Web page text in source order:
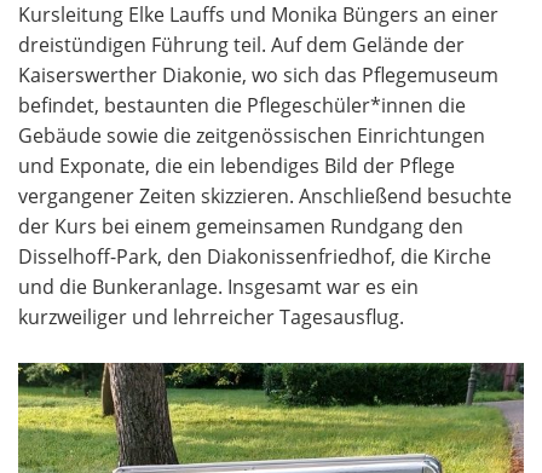
Kursleitung Elke Lauffs und Monika Büngers an einer
dreistündigen Führung teil. Auf dem Gelände der
Kaiserswerther Diakonie, wo sich das Pflegemuseum
befindet, bestaunten die Pflegeschüler*innen die
Gebäude sowie die zeitgenössischen Einrichtungen
und Exponate, die ein lebendiges Bild der Pflege
vergangener Zeiten skizzieren. Anschließend besuchte
der Kurs bei einem gemeinsamen Rundgang den
Disselhoff-Park, den Diakonissenfriedhof, die Kirche
und die Bunkeranlage. Insgesamt war es ein
kurzweiliger und lehrreicher Tagesausflug.